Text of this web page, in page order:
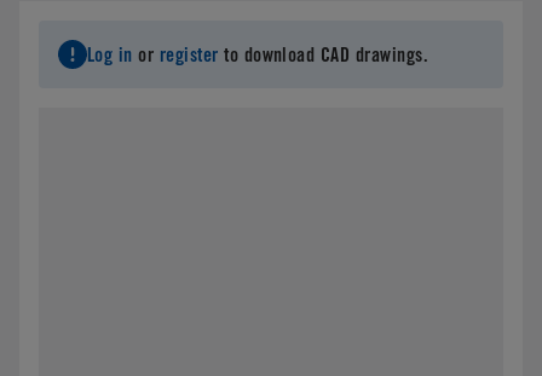
Log in or register to download CAD drawings.